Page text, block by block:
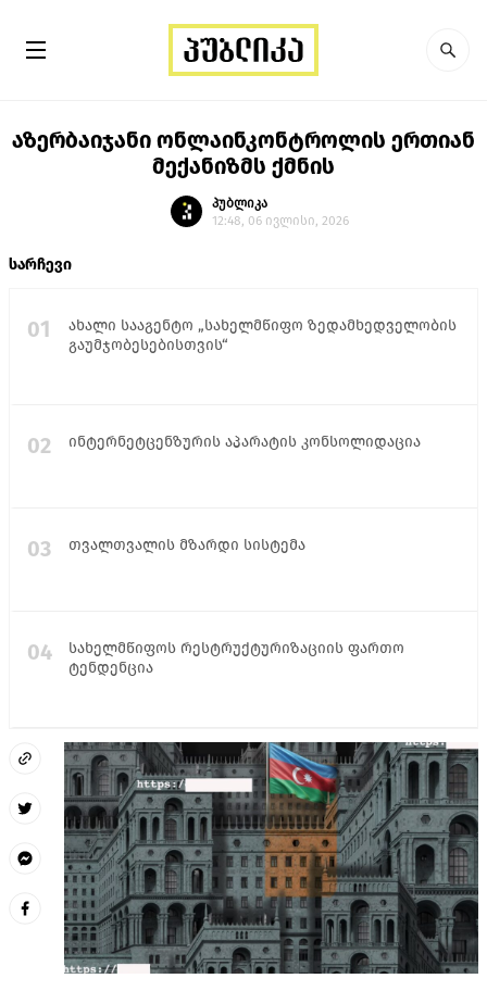
აზერბაიჯანი ონლაინკონტროლის ერთიან
მექანიზმს ქმნის
პუბლიკა
12:48, 06 ივლისი, 2026
სარჩევი
01
ახალი სააგენტო „სახელმწიფო ზედამხედველობის
გაუმჯობესებისთვის“
02 ინტერნეტცენზურის აპარატის კონსოლიდაცია
03 თვალთვალის მზარდი სისტემა
04
სახელმწიფოს რესტრუქტურიზაციის ფართო
ტენდენცია